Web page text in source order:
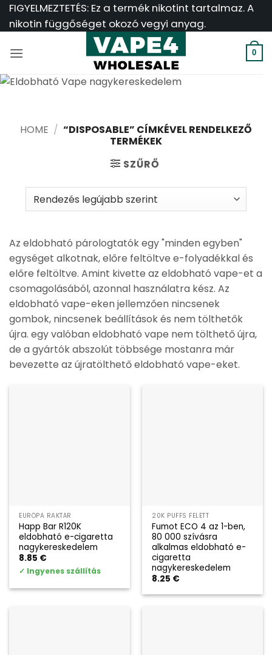
Ugrás
FIGYELMEZTETÉS: Ez a termék nikotint tartalmaz. A
nikotin függőséget okozó vegyi anyag.
0
HOME / “DISPOSABLE” CÍMKÉVEL RENDELKEZŐ
TERMÉKEK
SZŰRŐ
Az eldobható párologtatók egy "minden egyben"
egységet alkotnak, előre feltöltve e-folyadékkal és
előre feltöltve. Amint kivette az eldobható vape-et a
csomagolásából, azonnal használatra kész. Az
eldobható vape-eken jellemzően nincsenek
gombok, nincsenek beállítások és nem tölthetők
újra. egy valóban eldobható vape nem tölthető újra,
de a gyártók abszolút többsége mostanra már
bevezette az újratölthető eldobható vape-eket.
EURÓPA RAKTÁR
Happ Bar R120K
eldobható e-cigaretta
nagykereskedelem
8.85 €
✓ Ingyenes szállítás
20K PUFFS FELETT
Fumot ECO 4 az 1-ben,
80 000 szívásra
alkalmas eldobható e-
cigaretta
nagykereskedelem
8.25 €